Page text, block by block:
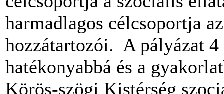
harmadlagos célcsoportja
hozzátartozói. A pályázat
hatékonyabbá és a
Körös-szögi Kistérség